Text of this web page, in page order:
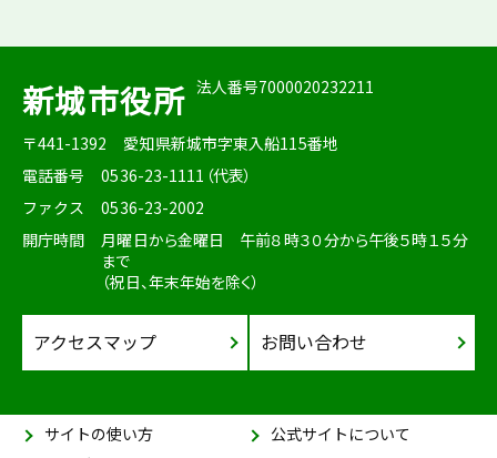
新城市役所 法人番号7000020232211
〒441-1392
愛知県新城市字東入船115番地
電話番号
0536-23-1111（代表）
ファクス
0536-23-2002
開庁時間
月曜日から金曜日 午前８時３０分から午後５時１５分
まで
（祝日、年末年始を除く）
アクセスマップ お問い合わせ
サイトの使い方
公式サイトについて